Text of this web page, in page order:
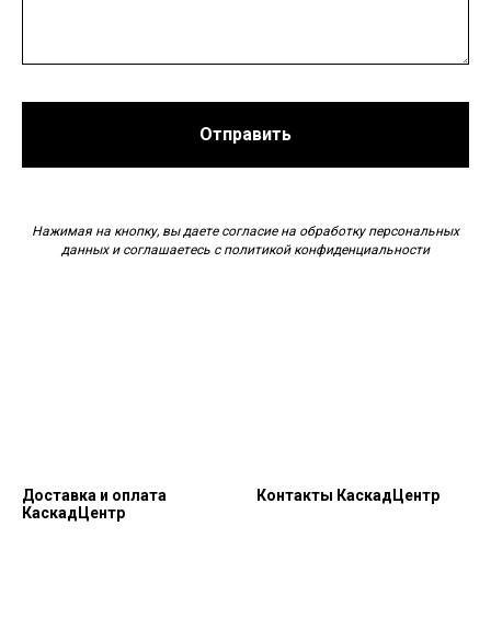
Отправить
Нажимая на кнопку, вы даете согласие на обработку персональных
данных и соглашаетесь c политикой конфиденциальности
Доставка и оплата
КаскадЦентр
Контакты КаскадЦентр